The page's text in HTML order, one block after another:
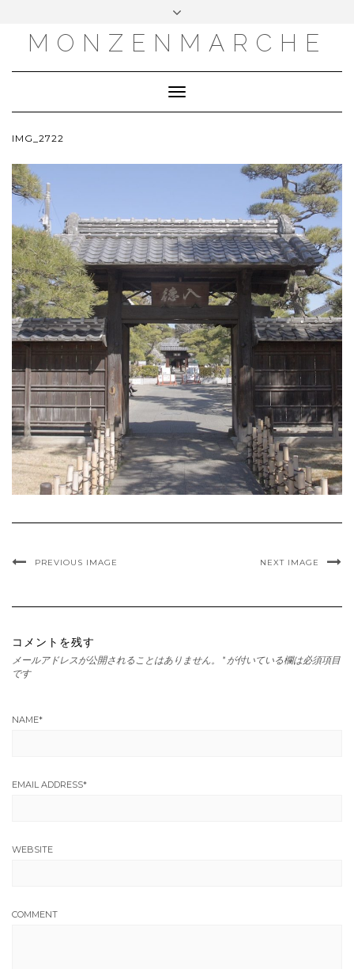
MONZENMARCHE
Toggle
Navigation
IMG_2722
PREVIOUS IMAGE NEXT IMAGE
コメントを残す
メールアドレスが公開されることはありません。 * が付いている欄は必須項目
です
NAME*
EMAIL ADDRESS*
WEBSITE
COMMENT